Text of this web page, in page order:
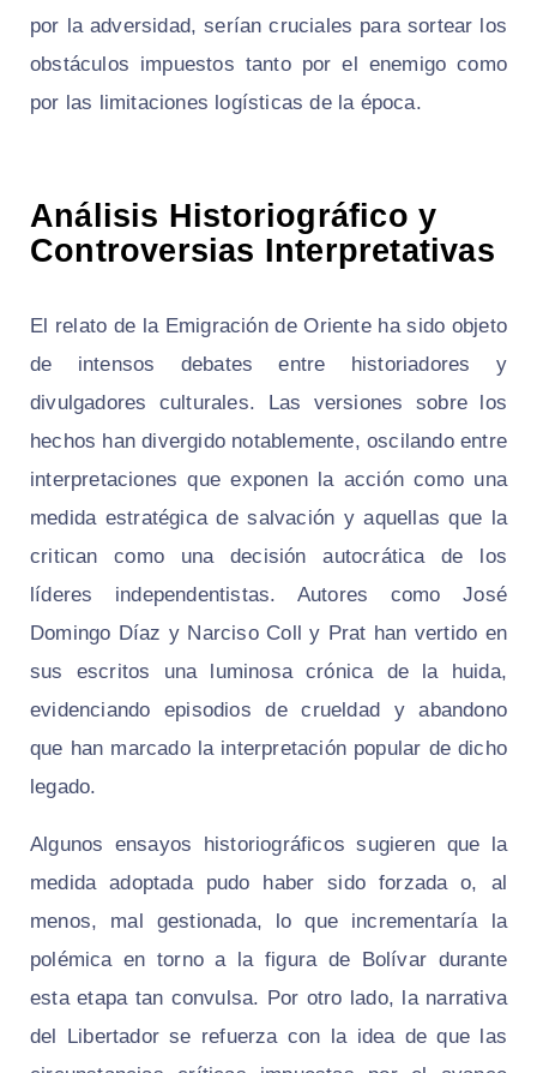
por la adversidad, serían cruciales para sortear los
obstáculos impuestos tanto por el enemigo como
por las limitaciones logísticas de la época.
Análisis Historiográfico y
Controversias Interpretativas
El relato de la Emigración de Oriente ha sido objeto
de intensos debates entre historiadores y
divulgadores culturales. Las versiones sobre los
hechos han divergido notablemente, oscilando entre
interpretaciones que exponen la acción como una
medida estratégica de salvación y aquellas que la
critican como una decisión autocrática de los
líderes independentistas. Autores como José
Domingo Díaz y Narciso Coll y Prat han vertido en
sus escritos una luminosa crónica de la huida,
evidenciando episodios de crueldad y abandono
que han marcado la interpretación popular de dicho
legado.
Algunos ensayos historiográficos sugieren que la
medida adoptada pudo haber sido forzada o, al
menos, mal gestionada, lo que incrementaría la
polémica en torno a la figura de Bolívar durante
esta etapa tan convulsa. Por otro lado, la narrativa
del Libertador se refuerza con la idea de que las